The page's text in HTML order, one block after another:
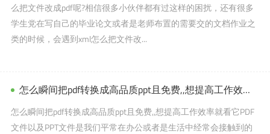
么把文件改成pdf呢?相信很多小伙伴都有过这样的困扰，还有很多
学生党在写自己的毕业论文或者是老师布置的需要交的文档作业之
类的时候，会遇到xml怎么把文件改...
怎么瞬间把pdf转换成高品质ppt且免费,,想提高工作效率就看它
怎么瞬间把pdf转换成高品质ppt且免费,,想提高工作效率就看它PDF
文件以及PPT文件是我们平常在办公或者是生活中经常会接触到的